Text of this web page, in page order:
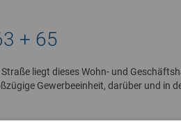
+ 65
liegt dieses Wohn- und
Gewerbeeinheit, darüber und in